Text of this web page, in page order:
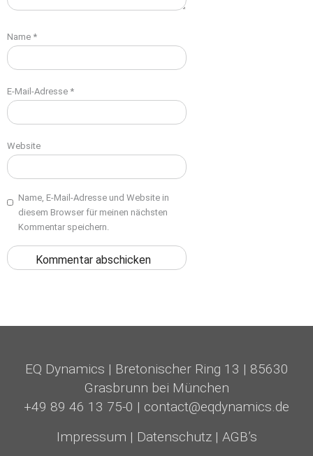
Name *
E-Mail-Adresse *
Website
Name, E-Mail-Adresse und Website in
diesem Browser für meinen nächsten
Kommentar speichern.
EQ Dynamics | Bretonischer Ring 13 | 85630
Grasbrunn bei München
+49 89 46 13 75-0 | contact@eqdynamics.de
Impressum | Datenschutz| AGB’s